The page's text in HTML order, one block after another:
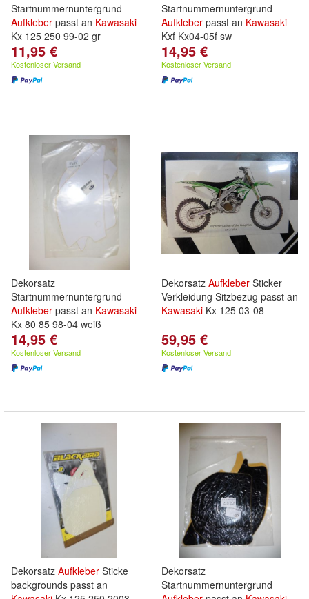
Startnummernuntergrund
Aufkleber passt an Kawasaki
Kx 125 250 99-02 gr
11,95 €
Kostenloser Versand
Startnummernuntergrund
Aufkleber passt an Kawasaki
Kxf Kx04-05f sw
14,95 €
Kostenloser Versand
Dekorsatz
Startnummernuntergrund
Aufkleber passt an Kawasaki
Kx 80 85 98-04 weiß
14,95 €
Kostenloser Versand
Dekorsatz Aufkleber Sticker
Verkleidung Sitzbezug passt an
Kawasaki Kx 125 03-08
59,95 €
Kostenloser Versand
Dekorsatz Aufkleber Sticke
backgrounds passt an
Dekorsatz
Startnummernuntergrund